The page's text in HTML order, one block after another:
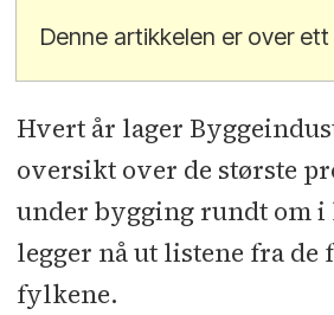
Denne artikkelen er over ett
Hvert år lager
oversikt over de største
under bygging rundt om i
legger nå ut listene fra de
fylkene.